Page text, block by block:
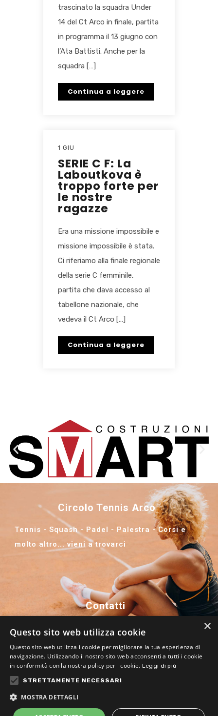
trascinato la squadra Under
14 del Ct Arco in finale, partita
in programma il 13 giugno con
l’Ata Battisti. Anche per la
squadra […]
Continua a leggere
1 GIU
SERIE C F: La
Laboutkova è
troppo forte per
le nostre
ragazze
Era una missione impossibile e
missione impossibile è stata.
Ci riferiamo alla finale regionale
della serie C femminile,
partita che dava accesso al
tabellone nazionale, che
vedeva il Ct Arco […]
Continua a leggere
Circolo Tennis Arco
Tennis - Squash - Padel - Palestra - Corsi e
molto altro... vieni a trovarci
Contatti
+39 0464 516 824
maestri@ctarco.com
info@ctarco.com
Via Pomerio, 11 - 38062 Arco (TN)
×
Questo sito web utilizza cookie
Questo sito web utilizza i cookie per migliorare la tua esperienza di
navigazione. Utilizzando il nostro sito web acconsenti a tutti i cookie
in conformità con la nostra policy per i cookie. Leggi di più
STRETTAMENTE NECESSARI
MOSTRA DETTAGLI